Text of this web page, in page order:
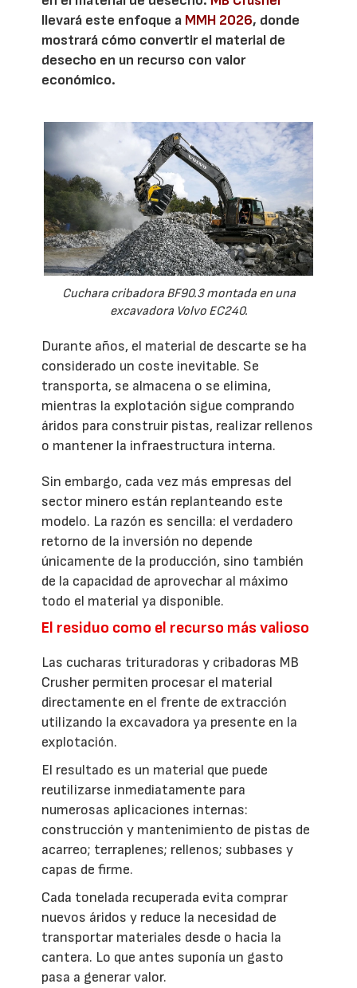
llevará este enfoque a MMH 2026, donde
mostrará cómo convertir el material de
desecho en un recurso con valor
económico.
Cuchara cribadora BF90.3 montada en una
excavadora Volvo EC240.
Durante años, el material de descarte se ha
considerado un coste inevitable. Se
transporta, se almacena o se elimina,
mientras la explotación sigue comprando
áridos para construir pistas, realizar rellenos
o mantener la infraestructura interna.
Sin embargo, cada vez más empresas del
sector minero están replanteando este
modelo. La razón es sencilla: el verdadero
retorno de la inversión no depende
únicamente de la producción, sino también
de la capacidad de aprovechar al máximo
todo el material ya disponible.
El residuo como el recurso más valioso
Las cucharas trituradoras y cribadoras MB
Crusher permiten procesar el material
directamente en el frente de extracción
utilizando la excavadora ya presente en la
explotación.
El resultado es un material que puede
reutilizarse inmediatamente para
numerosas aplicaciones internas:
construcción y mantenimiento de pistas de
acarreo; terraplenes; rellenos; subbases y
capas de firme.
Cada tonelada recuperada evita comprar
nuevos áridos y reduce la necesidad de
transportar materiales desde o hacia la
cantera. Lo que antes suponía un gasto
pasa a generar valor.